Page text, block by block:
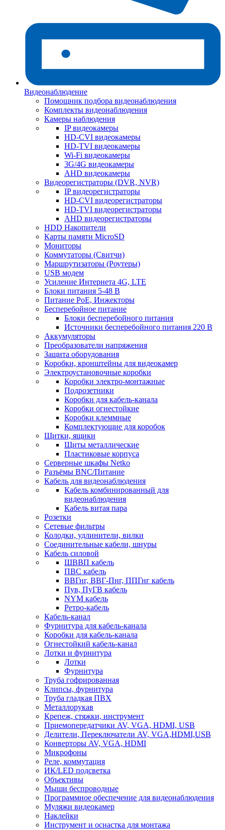
Видеонаблюдение
Помощник подбора видеонаблюдения
Комплекты видеонаблюдения
Камеры наблюдения
IP видеокамеры
HD-CVI видеокамеры
HD-TVI видеокамеры
Wi-Fi видеокамеры
3G/4G видеокамеры
AHD видеокамеры
Видеорегистраторы (DVR, NVR)
IP видеорегистраторы
HD-CVI видеорегистраторы
HD-TVI видеорегистраторы
AHD видеорегистраторы
HDD Накопители
Карты памяти MicroSD
Мониторы
Коммутаторы (Свитчи)
Маршрутизаторы (Роутеры)
USB модем
Усиление Интернета 4G, LTE
Блоки питания 5-48 В
Питание PoE, Инжекторы
Бесперебойное питание
Блоки бесперебойного питания
Источники бесперебойного питания 220 В
Аккумуляторы
Преобразователи напряжения
Защита оборудования
Коробки, кронштейны для видеокамер
Электроустановочные коробки
Коробки электро-монтажные
Подрозетники
Коробки для кабель-канала
Коробки огнестойкие
Коробки клеммные
Комплектующие для коробок
Щитки, ящики
Щиты металлические
Пластиковые корпуса
Серверные шкафы Netko
Разъёмы BNC/Питание
Кабель для видеонаблюдения
Кабель комбинированный для
видеонаблюдения
Кабель витая пара
Розетки
Сетевые фильтры
Колодки, удлинители, вилки
Соединительные кабели, шнуры
Кабель силовой
ШВВП кабель
ПВС кабель
ВВГнг, ВВГ-Пнг, ППГнг кабель
Пув, ПуГВ кабель
NYM кабель
Ретро-кабель
Кабель-канал
Фурнитура для кабель-канала
Коробки для кабель-канала
Огнестойкий кабель-канал
Лотки и фурнитура
Лотки
Фурнитура
Труба гофрированная
Клипсы, фурнитура
Труба гладкая ПВХ
Металлорукав
Крепеж, стяжки, инструмент
Приемопередатчики AV, VGA, HDMI, USB
Делители, Переключатели AV, VGA,HDMI,USB
Конверторы AV, VGA, HDMI
Микрофоны
Реле, коммутация
ИК/LED подсветка
Объективы
Мыши беспроводные
Программное обеспечение для видеонаблюдения
Муляжи видеокамер
Наклейки
Инструмент и оснастка для монтажа